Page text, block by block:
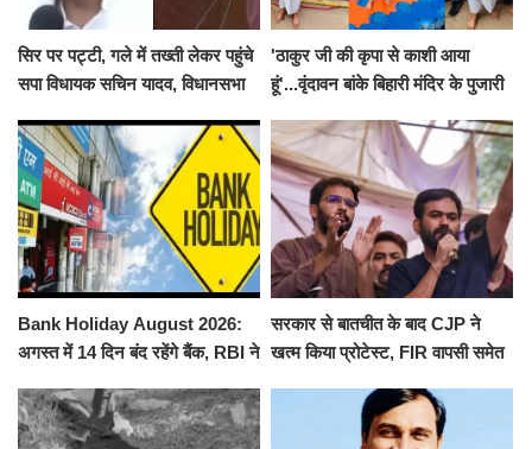
सिर पर पट्टी, गले में तख्ती लेकर पहुंचे
सपा विधायक सचिन यादव, विधानसभा
निलंबित
'ठाकुर जी की कृपा से काशी आया
हूं'...वृंदावन बांके बिहारी मंदिर के पुजारी
जलाभिषेक
Bank Holiday August 2026:
अगस्त में 14 दिन बंद रहेंगे बैंक, RBI ने
सरकार से बातचीत के बाद CJP ने
खत्म किया प्रोटेस्ट, FIR वापसी समेत